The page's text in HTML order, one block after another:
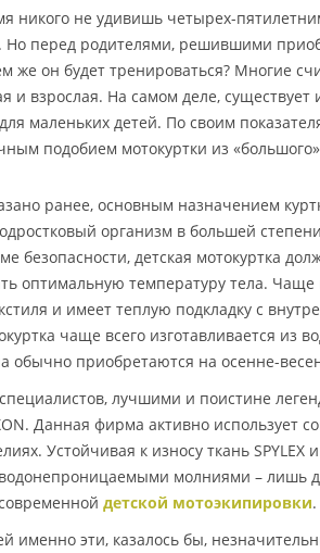
никого не удивишь четырех-
Но перед родителями, решившими
же он будет тренироваться? Многие
и взрослая. На самом деле, существует
маленьких детей. По своим
подобием мотокуртки из
ранее, основным назначением
организм в большей
безопасности, детская мотокуртка
оптимальную температуру тела. Чаще
и имеет теплую подкладку с
чаще всего изготавливается из
обычно приобретаются на осенне-
лучшими и поистине
Данная фирма активно использует
Устойчивая к износу ткань
молниями – лишь
детской мотоэкипировки.
именно эти, казалось бы,